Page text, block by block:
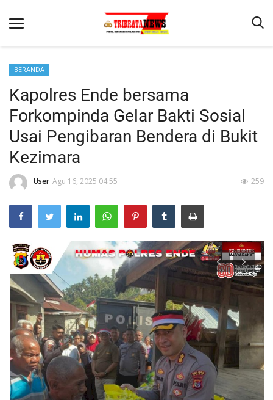
Beranda
Terms & Conditions
Lantas
Mitra Polisi
Polisi Kita
BERANDA
Kapolres Ende bersama
Forkompinda Gelar Bakti Sosial
Usai Pengibaran Bendera di Bukit
Kezimara
User Agu 16, 2025 04:55 259